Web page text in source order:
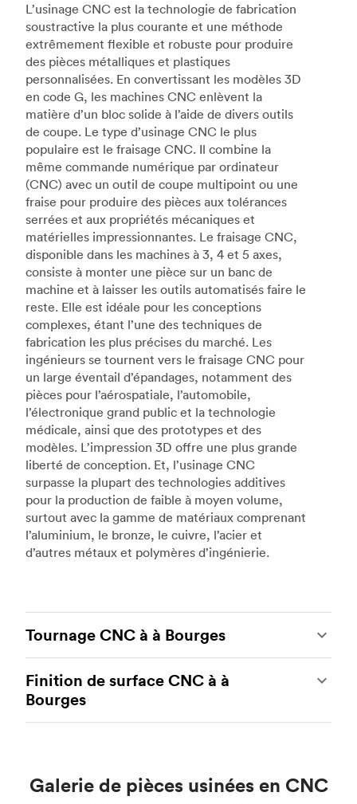
L’usinage CNC est la technologie de fabrication
soustractive la plus courante et une méthode
extrêmement flexible et robuste pour produire
des pièces métalliques et plastiques
personnalisées. En convertissant les modèles 3D
en code G, les machines CNC enlèvent la
matière d’un bloc solide à l’aide de divers outils
de coupe. Le type d’usinage CNC le plus
populaire est le fraisage CNC. Il combine la
même commande numérique par ordinateur
(CNC) avec un outil de coupe multipoint ou une
fraise pour produire des pièces aux tolérances
serrées et aux propriétés mécaniques et
matérielles impressionnantes. Le fraisage CNC,
disponible dans les machines à 3, 4 et 5 axes,
consiste à monter une pièce sur un banc de
machine et à laisser les outils automatisés faire le
reste. Elle est idéale pour les conceptions
complexes, étant l’une des techniques de
fabrication les plus précises du marché. Les
ingénieurs se tournent vers le fraisage CNC pour
un large éventail d’épandages, notamment des
pièces pour l’aérospatiale, l’automobile,
l’électronique grand public et la technologie
médicale, ainsi que des prototypes et des
modèles. L’impression 3D offre une plus grande
liberté de conception. Et, l’usinage CNC
surpasse la plupart des technologies additives
pour la production de faible à moyen volume,
surtout avec la gamme de matériaux comprenant
l’aluminium, le bronze, le cuivre, l’acier et
d’autres métaux et polymères d’ingénierie.
Tournage CNC à à Bourges
d’usinage CNC, qui utilise des tours et des
centres de tournage de pointe pour produire des
pièces métalliques et plastiques personnalisées
aux géométries plus simples. L’outillage en direct
Finition de surface CNC à à
Bourges
élevés. Le seul inconvénient potentiel est que les
Galerie de pièces usinées en CNC